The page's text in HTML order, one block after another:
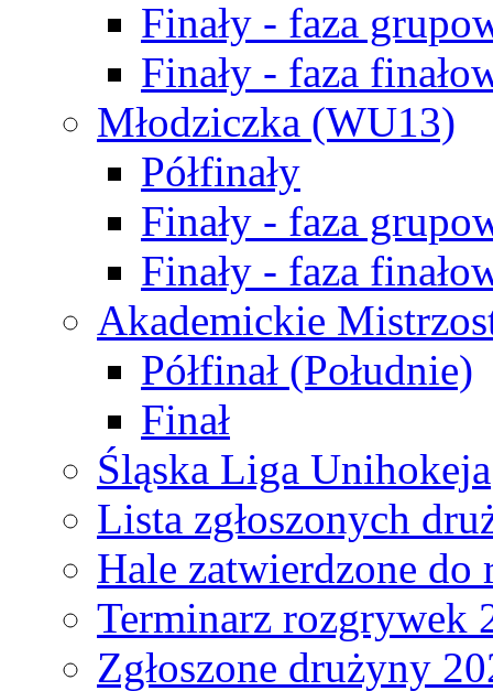
Finały - faza
Finały - faza
Młodziczka (WU13)
Półfinały
Finały - faza
Finały - faza
Akademickie
Półfinał (Południe)
Finał
Śląska Liga Unihokeja
Lista zgłoszonych
Hale zatwierdzone do
Terminarz rozgrywek
Zgłoszone drużyny